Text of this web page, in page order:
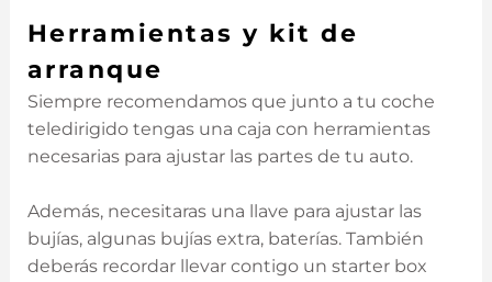
Herramientas y kit de
arranque
Siempre recomendamos que junto a tu coche
teledirigido tengas una caja con herramientas
necesarias para ajustar las partes de tu auto.
Además, necesitaras una llave para ajustar las
bujías, algunas bujías extra, baterías. También
deberás recordar llevar contigo un starter box